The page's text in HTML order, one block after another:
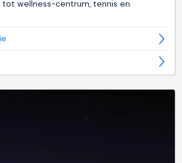
wellness-centrum, tennis en